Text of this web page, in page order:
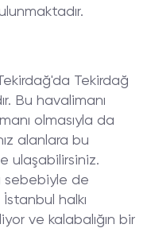
Tekirdağ
Bu havalimanı
olmasıyla da
alanlara bu
ulaşabilirsiniz.
sebebiyle de
halkı
ve kalabalığın bir